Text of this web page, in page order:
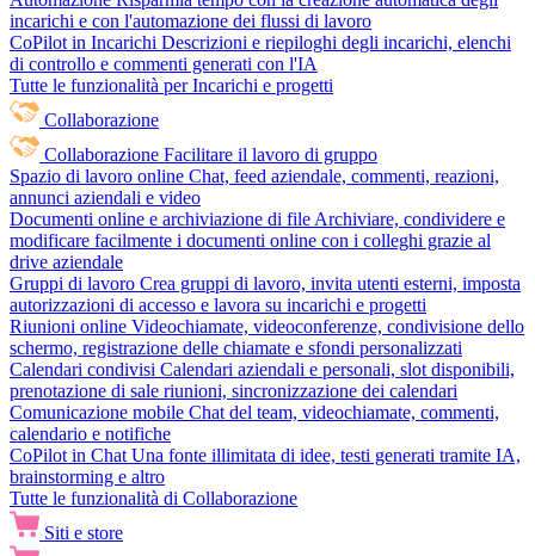
incarichi e con l'automazione dei flussi di lavoro
CoPilot in Incarichi Descrizioni e riepiloghi degli incarichi, elenchi
di controllo e commenti generati con l'IA
Tutte le funzionalità per Incarichi e progetti
Collaborazione
Collaborazione Facilitare il lavoro di gruppo
Spazio di lavoro online Chat, feed aziendale, commenti, reazioni,
annunci aziendali e video
Documenti online e archiviazione di file Archiviare, condividere e
modificare facilmente i documenti online con i colleghi grazie al
drive aziendale
Gruppi di lavoro Crea gruppi di lavoro, invita utenti esterni, imposta
autorizzazioni di accesso e lavora su incarichi e progetti
Riunioni online Videochiamate, videoconferenze, condivisione dello
schermo, registrazione delle chiamate e sfondi personalizzati
Calendari condivisi Calendari aziendali e personali, slot disponibili,
prenotazione di sale riunioni, sincronizzazione dei calendari
Comunicazione mobile Chat del team, videochiamate, commenti,
calendario e notifiche
CoPilot in Chat Una fonte illimitata di idee, testi generati tramite IA,
brainstorming e altro
Tutte le funzionalità di Collaborazione
Siti e store